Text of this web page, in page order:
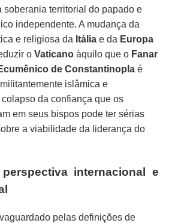
soberania territorial do papado e
independente. A mudança da
e religiosa da Itália e da Europa
oVaticano àquilo que o Fanar
de Constantinopla é
militantemente islâmica e
da confiança que os
em seus bispos pode ter sérias
a viabilidade da liderança do
internacional e
pelas definições de